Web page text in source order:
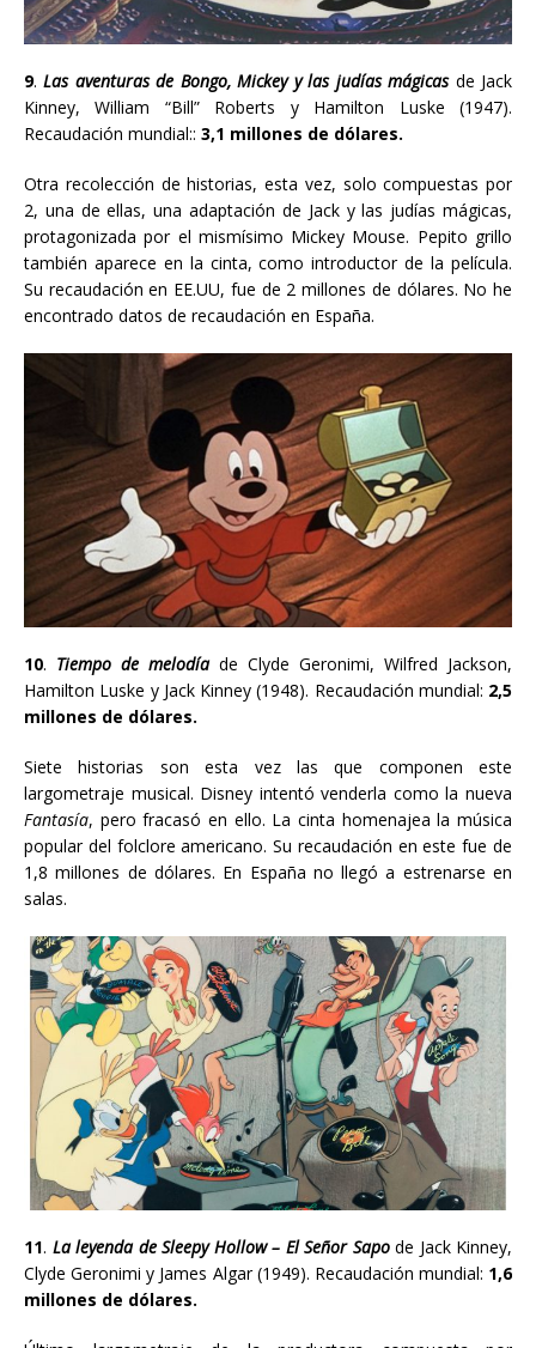
9.Las aventuras de Bongo, Mickey y las judías mágicasde Jack
Kinney, William “Bill” Roberts y Hamilton Luske (1947).
Recaudación mundial:: 3,1 millones de dólares.
Otra recolección de historias, esta vez, solo compuestas por
2, una de ellas, una adaptación de Jack y las judías mágicas,
protagonizada por el mismísimo Mickey Mouse. Pepito grillo
también aparece en la cinta, como introductor de la película.
Su recaudación en EE.UU, fue de 2 millones de dólares. No he
encontrado datos de recaudación en España.
10. Tiempo de melodíade Clyde Geronimi, Wilfred Jackson,
Hamilton Luske y Jack Kinney(1948). Recaudación mundial: 2,5
millones de dólares.
Siete historias son esta vez las que componen este
largometraje musical. Disney intentó venderla como la nueva
Fantasía, pero fracasó en ello. La cinta homenajea la música
popular del folclore americano. Su recaudación en este fue de
1,8 millones de dólares. En España no llegó a estrenarse en
salas.
11. La leyenda de Sleepy Hollow – El Señor Sapode Jack Kinney,
Clyde Geronimi y James Algar(1949). Recaudación mundial: 1,6
millones de dólares.